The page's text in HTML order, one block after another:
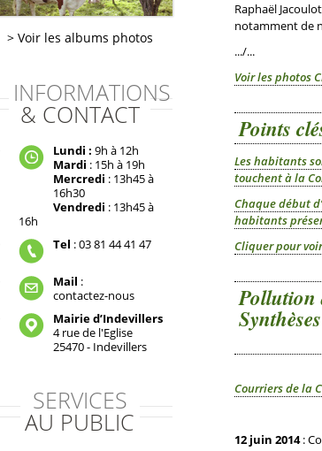
Voir les albums photos
INFORMATIONS
& CONTACT
Lundi : 9h à 12h
Mardi : 15h à 19h
Mercredi : 13h45 à
16h30
Vendredi : 13h45 à
16h
Tel : 03 81 44 41 47
Mail :
contactez-nous
Mairie d’Indevillers
4 rue de l'Eglise
25470 - Indevillers
SERVICES
AU PUBLIC
Raphaël
notamment de
.../...
Voir les photos
Points
Les habitants
touchent à la
Chaque début
habitants
Cliquer pour voir
Pollution
Courriers de la
12 juin 2014: